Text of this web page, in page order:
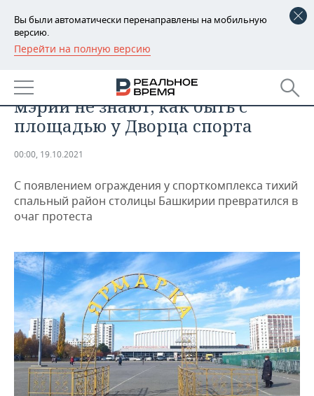
Вы были автоматически перенаправлены на мобильную
версию.
Перейти на полную версию
РЕГИОНЫ
БАШКОРТОСТАН
ТАТАРСТАН
НОВОСТИ
АНАЛИТИКА
ДЕКЛАРАЦИИ О ДОХОДАХ
КОРОЛИ ГОСЗАКАЗА ПФО
КОМУ ПРИНАДЛЕЖАТ
ТОРГОВЫЕ ЦЕНТРЫ
ТАТАРСТАНА
НОВОСТИ ЭКОНОМИКИ
ФИНАНСЫ
БЮДЖЕТ
ИНВЕСТИЦИИ
ПРОМЫШЛЕННОСТЬ
НОВОСТИ
ПРОМЫШЛЕННОСТИ
АГРОПРОМ
МАШИНОСТРОЕНИЕ
НЕФТЕХИМИЯ
НЕФТЬ
ОПК
НЕДВИЖИМОСТЬ
НОВОСТИ АВТО
БИЗНЕС
НОВОСТИ БИЗНЕСА
РОЗНИЧНАЯ ТОРГОВЛЯ
ТРАНСПОРТ
ТЕХНОЛОГИИ
НОВОСТИ ТЕХНОЛОГИЙ
IT
МЕРОПРИЯТИЯ
НОВОСТИ МЕРОПРИЯТИЙ
СПОРТ
«Хаос в головах» — в уфимской
мэрии не знают, как быть с
площадью у Дворца спорта
00:00, 19.10.2021
С появлением ограждения у спорткомплекса тихий
спальный район столицы Башкирии превратился в
очаг протеста